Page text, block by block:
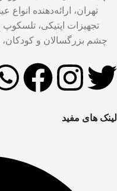
تهران، ارائه‌دهنده
تجهیزات اپتیکی،
چشم بزرگسالان و
لینک های مفید